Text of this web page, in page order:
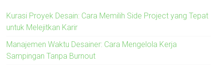
Kurasi Proyek Desain: Cara Memilih Side Project yang Tepat
untuk Melejitkan Karir
Manajemen Waktu Desainer: Cara Mengelola Kerja
Sampingan Tanpa Burnout